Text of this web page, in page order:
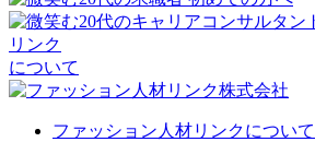
リンク
について
ファッション人材リンクについて